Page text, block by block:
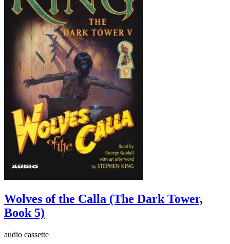
Wolves of the Calla (The Dark Tower,
Book 5)
audio cassette